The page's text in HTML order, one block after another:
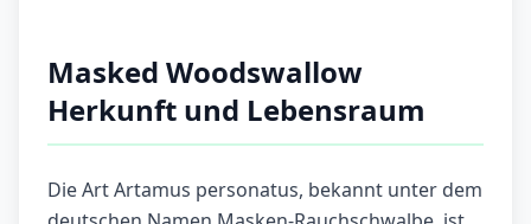
Masked Woodswallow
Herkunft und Lebensraum
Die Art Artamus personatus, bekannt unter dem